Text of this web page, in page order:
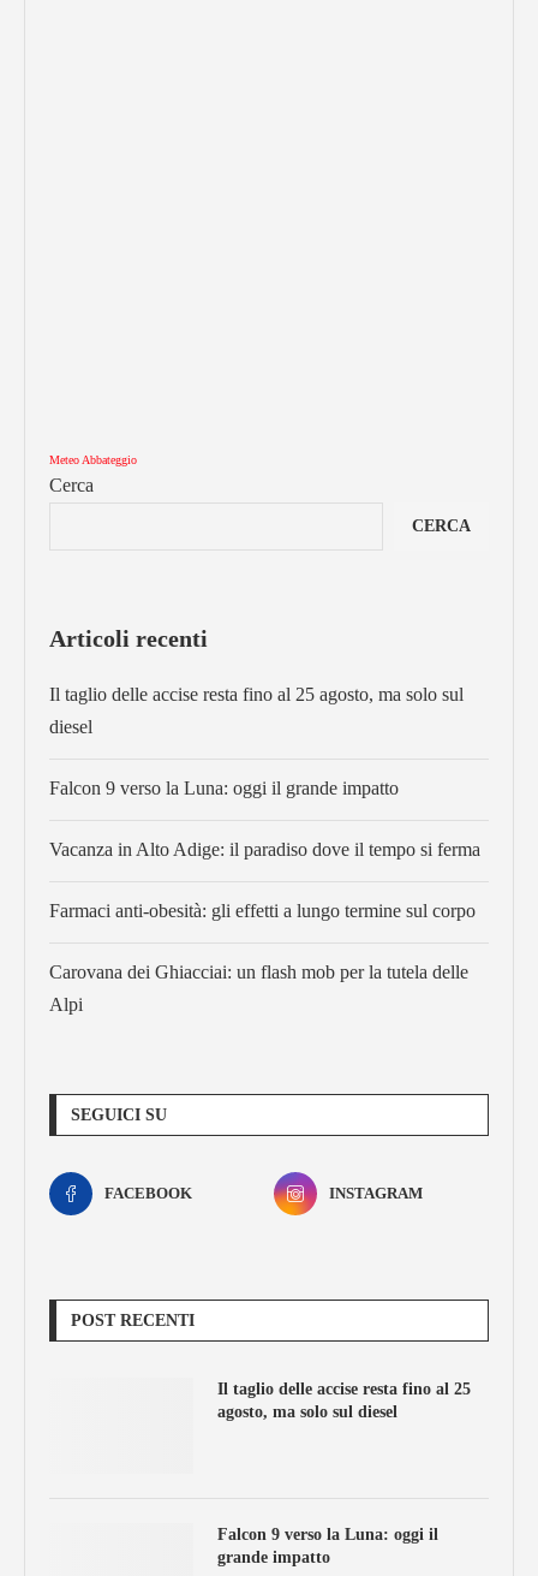
Meteo Abbateggio
Cerca
CERCA
Articoli recenti
Il taglio delle accise resta fino al 25 agosto, ma solo sul
diesel
Falcon 9 verso la Luna: oggi il grande impatto
Vacanza in Alto Adige: il paradiso dove il tempo si ferma
Farmaci anti-obesità: gli effetti a lungo termine sul corpo
Carovana dei Ghiacciai: un flash mob per la tutela delle
Alpi
SEGUICI SU
FACEBOOK INSTAGRAM
POST RECENTI
Il taglio delle accise resta fino al 25
agosto, ma solo sul diesel
Falcon 9 verso la Luna: oggi il
grande impatto